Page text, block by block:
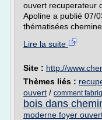
ouvert recuperateur
Apoline a publié 07/
thématisées
Lire la suite
Site : http://
Thèmes liés :
ouvert / comment
bois dans
moderne foyer